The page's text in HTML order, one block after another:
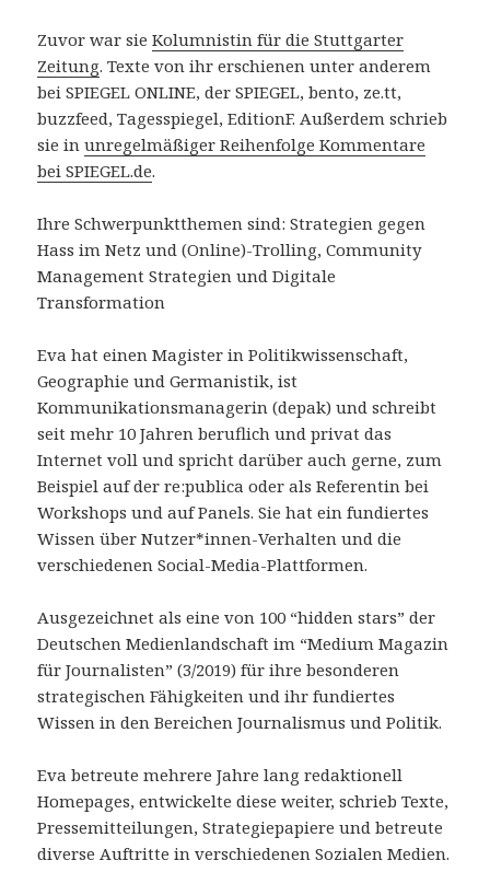
Zuvor war sieKolumnistin für die Stuttgarter
Zeitung. Texte von ihr erschienen unter anderem
bei SPIEGEL ONLINE, der SPIEGEL, bento, ze.tt,
buzzfeed, Tagesspiegel, EditionF. Außerdem schrieb
sie inunregelmäßiger Reihenfolge Kommentare
bei SPIEGEL.de.
Ihre Schwerpunktthemen sind: Strategien gegen
Hass im Netz und (Online)-Trolling, Community
Management Strategien und Digitale
Transformation
Eva hat einen Magister in Politikwissenschaft,
Geographie und Germanistik, ist
Kommunikationsmanagerin (depak) und schreibt
seit mehr 10 Jahren beruflich und privat das
Internet voll und spricht darüber auch gerne, zum
Beispiel auf der re:publica oder als Referentin bei
Workshops und auf Panels. Sie hat ein fundiertes
Wissen über Nutzer*innen-Verhalten und die
verschiedenen Social-Media-Plattformen.
Ausgezeichnet als eine von 100 “hidden stars” der
Deutschen Medienlandschaft im “Medium Magazin
für Journalisten” (3/2019) für ihre besonderen
strategischen Fähigkeiten und ihr fundiertes
Wissen in den Bereichen Journalismus und Politik.
Eva betreute mehrere Jahre lang redaktionell
Homepages, entwickelte diese weiter, schrieb Texte,
Pressemitteilungen, Strategiepapiere und betreute
diverse Auftritte in verschiedenen Sozialen Medien.